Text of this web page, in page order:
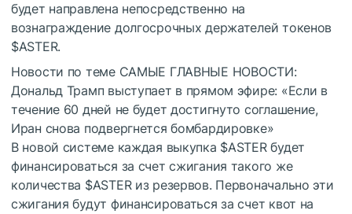
будет направлена непосредственно на
вознаграждение долгосрочных держателей токенов
$ASTER.
Новости по теме САМЫЕ ГЛАВНЫЕ НОВОСТИ:
Дональд Трамп выступает в прямом эфире: «Если в
течение 60 дней не будет достигнуто соглашение,
Иран снова подвергнется бомбардировке»
В новой системе каждая выкупка $ASTERбудет
финансироваться за счет сжигания такого же
количества $ASTERиз резервов. Первоначально эти
сжигания будут финансироваться за счет квот на